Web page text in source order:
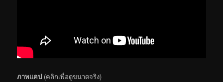
ภาพแคป (คลิกเพื่อดูขนาดจริง)